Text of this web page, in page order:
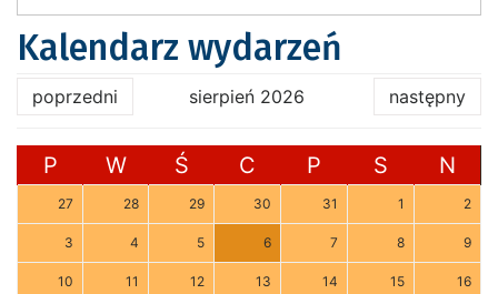
Kalendarz wydarzeń
poprzedni sierpień 2026 następny
P W Ś C P S N
27 28 29 30 31 1 2
3 4 5 6 7 8 9
10 11 12 13 14 15 16